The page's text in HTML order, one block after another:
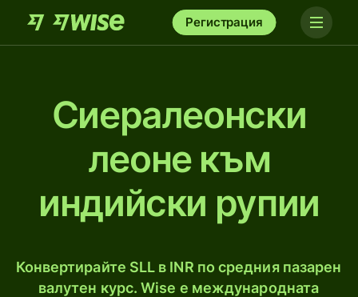
Регистрация
Сиералеонски
леоне към
индийски рупии
Конвертирайте SLL в INR по средния пазарен
валутен курс. Wise е международната